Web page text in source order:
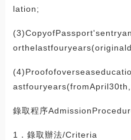
lation;
錄取程序
1．錄取辦法/Criteria